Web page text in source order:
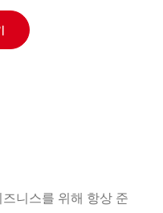
니스를 위해 항상 준